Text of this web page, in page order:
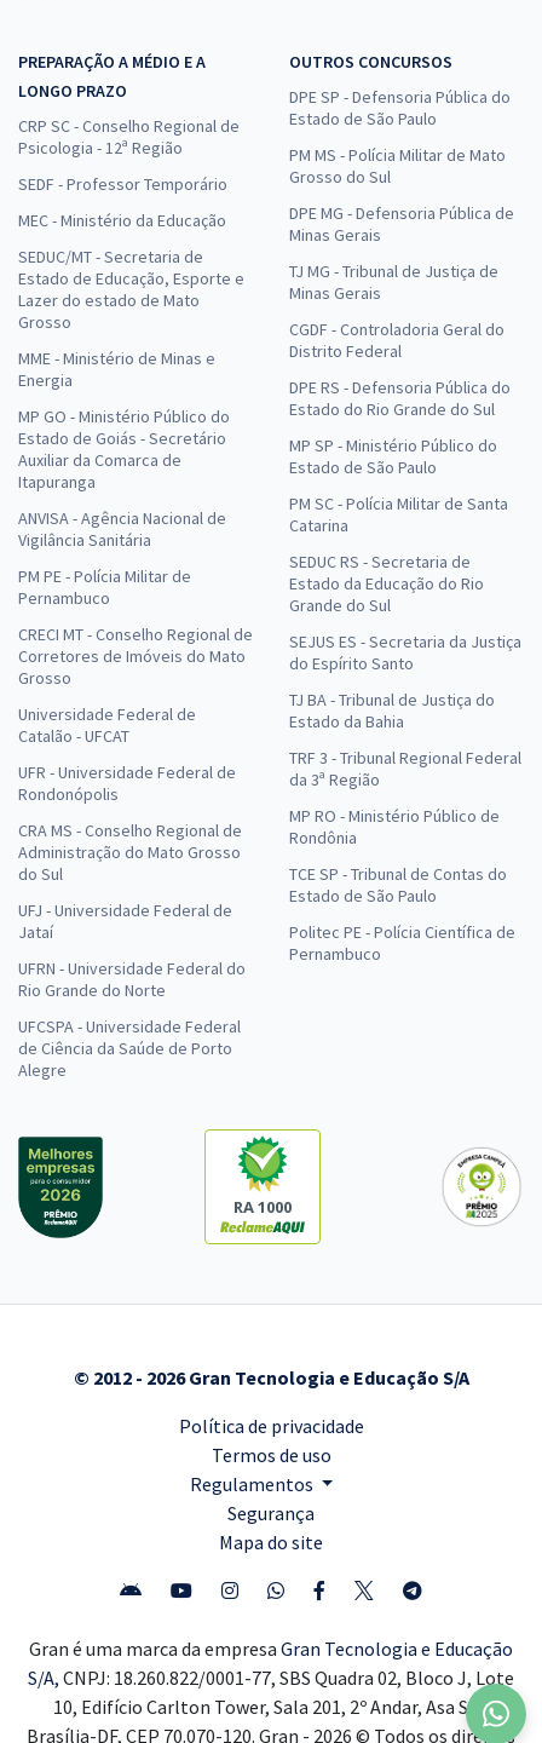
PREPARAÇÃO A MÉDIO E A
LONGO PRAZO
CRP SC - Conselho Regional de
Psicologia - 12ª Região
SEDF - Professor Temporário
MEC - Ministério da Educação
SEDUC/MT - Secretaria de
Estado de Educação, Esporte e
Lazer do estado de Mato
Grosso
MME - Ministério de Minas e
Energia
MP GO - Ministério Público do
Estado de Goiás - Secretário
Auxiliar da Comarca de
Itapuranga
ANVISA - Agência Nacional de
Vigilância Sanitária
PM PE - Polícia Militar de
Pernambuco
CRECI MT - Conselho Regional de
Corretores de Imóveis do Mato
Grosso
Universidade Federal de
Catalão - UFCAT
UFR - Universidade Federal de
Rondonópolis
CRA MS - Conselho Regional de
Administração do Mato Grosso
do Sul
UFJ - Universidade Federal de
Jataí
UFRN - Universidade Federal do
Rio Grande do Norte
UFCSPA - Universidade Federal
de Ciência da Saúde de Porto
Alegre
OUTROS CONCURSOS
DPE SP - Defensoria Pública do
Estado de São Paulo
PM MS - Polícia Militar de Mato
Grosso do Sul
DPE MG - Defensoria Pública de
Minas Gerais
TJ MG - Tribunal de Justiça de
Minas Gerais
CGDF - Controladoria Geral do
Distrito Federal
DPE RS - Defensoria Pública do
Estado do Rio Grande do Sul
MP SP - Ministério Público do
Estado de São Paulo
PM SC - Polícia Militar de Santa
Catarina
SEDUC RS - Secretaria de
Estado da Educação do Rio
Grande do Sul
SEJUS ES - Secretaria da Justiça
do Espírito Santo
TJ BA - Tribunal de Justiça do
Estado da Bahia
TRF 3 - Tribunal Regional Federal
da 3ª Região
MP RO - Ministério Público de
Rondônia
TCE SP - Tribunal de Contas do
Estado de São Paulo
Politec PE - Polícia Científica de
Pernambuco
RA 1000
© 2012 - 2026 Gran Tecnologia e Educação S/A
Política de privacidade
Termos de uso
Regulamentos
Segurança
Mapa do site
Gran é uma marca da empresa Gran Tecnologia e Educação
S/A, CNPJ: 18.260.822/0001-77, SBS Quadra 02, Bloco J, Lote
10, Edifício Carlton Tower, Sala 201, 2º Andar, Asa Sul,
Brasília-DF, CEP 70.070-120. Gran - 2026 © Todos os direitos